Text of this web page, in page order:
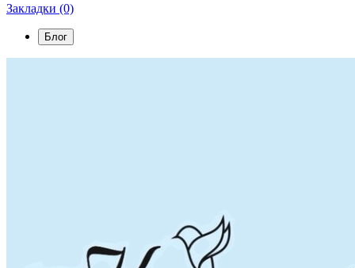
Закладки (0)
Блог